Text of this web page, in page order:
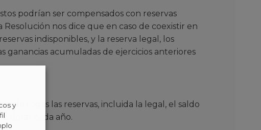
podrían ser compensados con reservas
nos dice que en caso de coexistir en
indisponibles, y la reserva legal, los
ganancias acumuladas de ejercicios anteriores
de todas las reservas, incluida la legal, el saldo
dotar cada año.
y